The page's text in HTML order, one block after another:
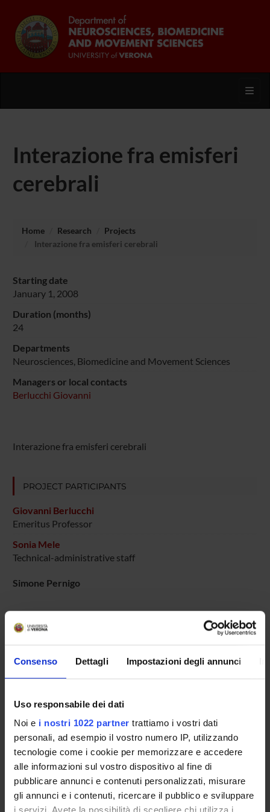
Consenso Dettagli Impostazioni degli annunci
Uso responsabile dei dati
Noi e i nostri 1022 partner trattiamo i vostri dati
personali, ad esempio il vostro numero IP, utilizzando
tecnologie come i cookie per memorizzare e accedere
alle informazioni sul vostro dispositivo al fine di
pubblicare annunci e contenuti personalizzati, misurare
gli annunci e i contenuti, ricercare il pubblico e sviluppare
Interazione fra emisferi
cerebrali
Home Research
Projects
Interazione fra emisferi cerebrali
Starting date
January 1, 2008
Duration (months)
24
Departments
Neurosciences, Biomedicine and Movement Sciences
Managers or local contacts
Berlucchi Giovanni
Interazione fra emisferi cerebrali
PROJECT PARTICIPANTS
Giovanni Berlucchi
Emeritus Professor
Sonia Mele
Technical-administrative staff
Simone Pernigo
Claudio Maioli
Politecnico delle Marche
Salvatore Maria Aglioti
Universita' di Roma "La Sapienza" Dip. Psicologia
Professore associato
SECTIONS